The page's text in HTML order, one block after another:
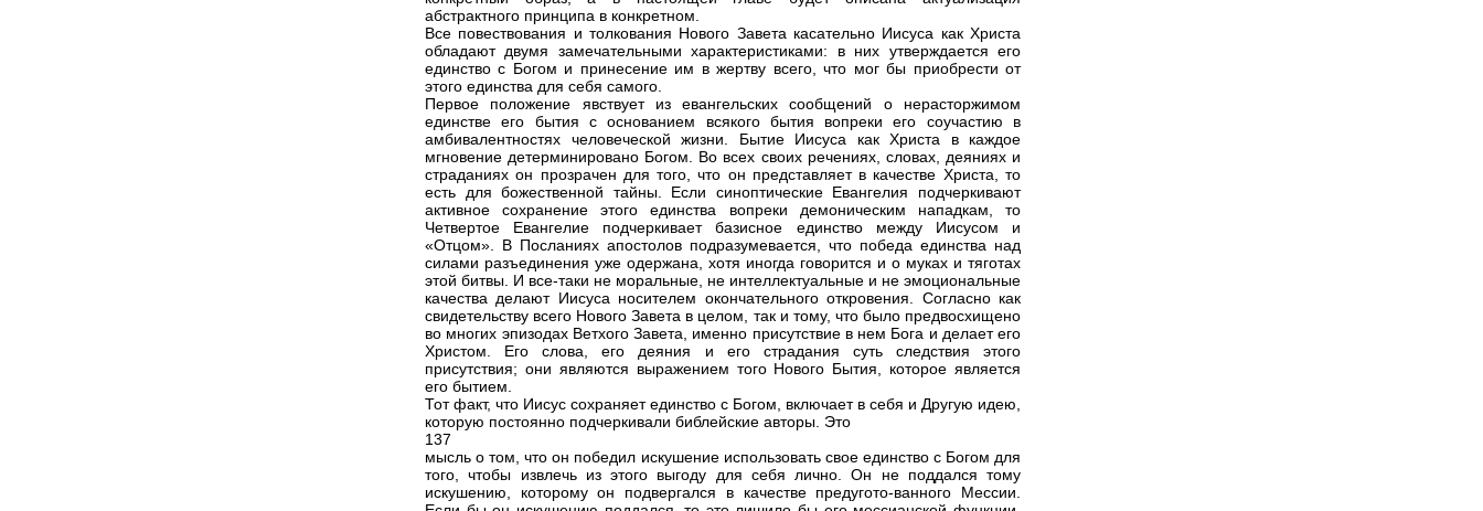
абстрактного принципа в конкретном.
Все повествования и толкования Нового Завета касательно Иисуса как Христа
обладают двумя замечательными характеристиками: в них утверждается его
единство с Богом и принесение им в жертву всего, что мог бы приобрести от
этого единства для себя самого.
Первое положение явствует из евангельских сообщений о нерасторжимом
единстве его бытия с основанием всякого бытия вопреки его соучастию в
амбивалентностях человеческой жизни. Бытие Иисуса как Христа в каждое
мгновение детерминировано Богом. Во всех своих речениях, словах, деяниях и
страданиях он прозрачен для того, что он представляет в качестве Христа, то
есть для божественной тайны. Если синоптические Евангелия подчеркивают
активное сохранение этого единства вопреки демоническим нападкам, то
Четвертое Евангелие подчеркивает базисное единство между Иисусом и
«Отцом». В Посланиях апостолов подразумевается, что победа единства над
силами разъединения уже одержана, хотя иногда говорится и о муках и тяготах
этой битвы. И все-таки не моральные, не интеллектуальные и не эмоциональные
качества делают Иисуса носителем окончательного откровения. Согласно как
свидетельству всего Нового Завета в целом, так и тому, что было предвосхищено
во многих эпизодах Ветхого Завета, именно присутствие в нем Бога и делает его
Христом. Его слова, его деяния и его страдания суть следствия этого
присутствия; они являются выражением того Нового Бытия, которое является
его бытием.
Тот факт, что Иисус сохраняет единство с Богом, включает в себя и Другую идею,
которую постоянно подчеркивали библейские авторы. Это
137
мысль о том, что он победил искушение использовать свое единство с Богом для
того, чтобы извлечь из этого выгоду для себя лично. Он не поддался тому
искушению, которому он подвергался в качестве предугото-ванного Мессии.